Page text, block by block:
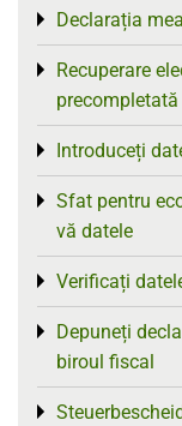
Declarația
Toggle menu
Recuperare
precompletată
Toggle menu
Introduceți
Toggle menu
Sfat pentru
vă datele
Toggle menu
Verificați
Toggle menu
Depuneți
biroul fiscal
Toggle menu
Toggle menu